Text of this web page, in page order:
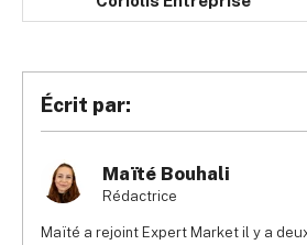
Écrit par:
Maïté Bouhali
Rédactrice
Maïté a rejoint Expert Market il y a